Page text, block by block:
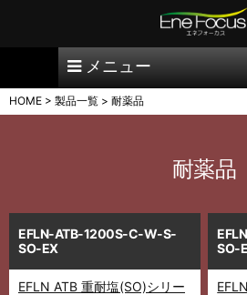
メニュー
HOME > 製品一覧 > 耐薬品
耐薬品
EFLN-ATB-1200S-C-W-S-
SO-EX
EFLN ATB 重耐塩(SO)シリー
SO-